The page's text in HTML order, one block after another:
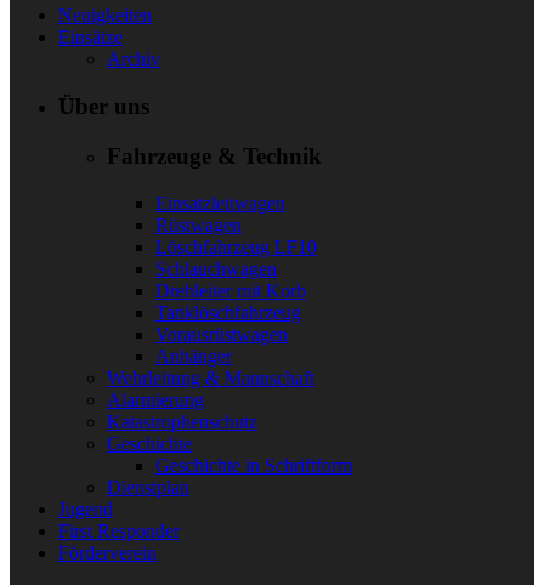
Neuigkeiten
Einsätze
Archiv
Über uns
Fahrzeuge & Technik
Einsatzleitwagen
Rüstwagen
Löschfahrzeug LF10
Schlauchwagen
Drehleiter mit Korb
Tanklöschfahrzeug
Vorausrüstwagen
Anhänger
Wehrleitung & Mannschaft
Alarmierung
Katastrophenschutz
Geschichte
Geschichte in Schriftform
Dienstplan
Jugend
First Responder
Förderverein